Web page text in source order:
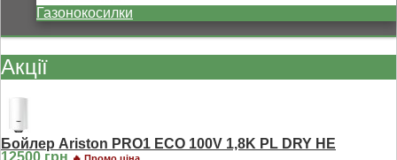
Газонокосилки
Акції
Бойлер Ariston PRO1 ECO 100V 1,8K PL DRY HE
12500 грн